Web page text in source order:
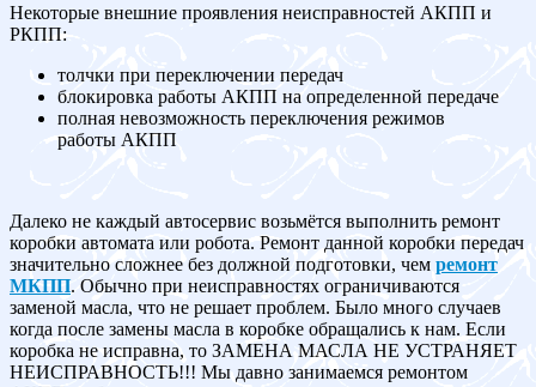
Некоторые внешние проявления неисправностей АКПП и
РКПП:
толчки при переключении передач
блокировка работы АКПП на определенной передаче
полная невозможность переключения режимов
работы АКПП
Далеко не каждый автосервис возьмётся выполнить ремонт
коробки автомата или робота. Ремонт данной коробки передач
значительно сложнее без должной подготовки, чем ремонт
МКПП. Обычно при неисправностях ограничиваются
заменой масла, что не решает проблем. Было много случаев
когда после замены масла в коробке обращались к нам. Если
коробка не исправна, то ЗАМЕНА МАСЛА НЕ УСТРАНЯЕТ
НЕИСПРАВНОСТЬ!!! Мы давно занимаемся ремонтом